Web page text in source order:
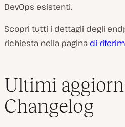
DevOps esistenti.
Scopri tutti i dettagli degli
richiesta nella pagina di
Ultimi
Changelog